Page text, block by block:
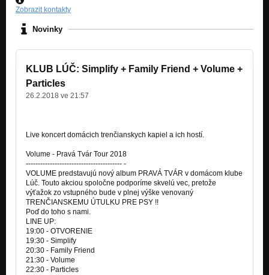
Zobrazit kontakty
Novinky
KLUB LÚČ: Simplify + Family Friend + Volume +
Particles
26.2.2018 ve 21:57
Live koncert domácich trenčianskych kapiel a ich hostí.
Volume - Pravá Tvár Tour 2018
---------------------------------------- -
VOLUME predstavujú nový album PRAVÁ TVÁR v domácom klube
Lúč. Touto akciou spoločne podporíme skvelú vec, pretože
výťažok zo vstupného bude v plnej výške venovaný
TRENČIANSKEMU ÚTULKU PRE PSY !!
Poď do toho s nami.
LINE UP:
19:00 - OTVORENIE
19:30 - Simplify
20:30 - Family Friend
21:30 - Volume
22:30 - Particles